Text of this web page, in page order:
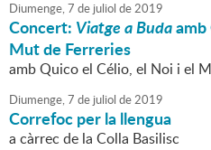
Diumenge,7 de juliol de2019
Concert: Viatge a Buda
Mut de Ferreries
amb Quico el Célio, el Noi i el
Diumenge,7 de juliol de2019
Correfoc per la llengua
a càrrec de la Colla Basilisc